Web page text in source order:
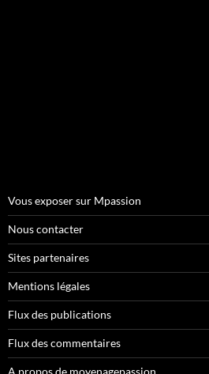
Vous exposer sur Mpassion
Nous contacter
Sites partenaires
Mentions légales
Flux des publications
Flux des commentaires